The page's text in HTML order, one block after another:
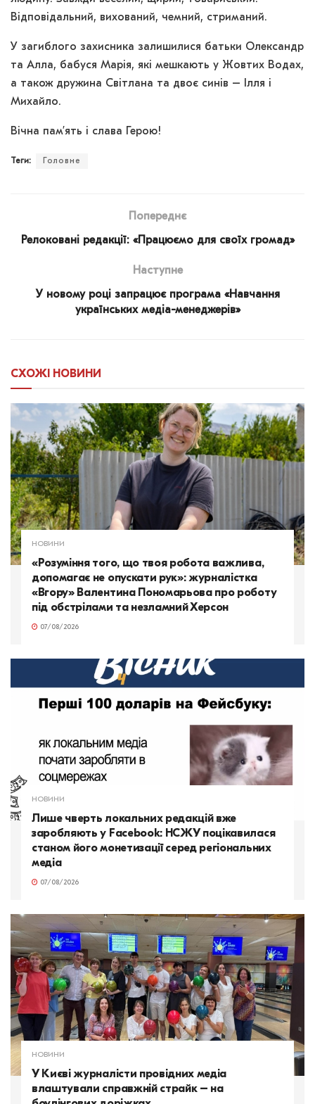
Відповідальний, вихований, чемний, стриманий.
У загиблого захисника залишилися батьки Олександр
та Алла, бабуся Марія, які мешкають у Жовтих Водах,
а також дружина Світлана та двоє синів – Ілля і
Михайло.
Вічна пам’ять і слава Герою!
Теги: Головне
Попереднє
Релоковані редакції: «Працюємо для своїх громад»
Наступне
У новому році запрацює програма «Навчання
українських медіа-менеджерів»
СХОЖІ НОВИНИ
НОВИНИ
«Розуміння того, що твоя робота важлива,
допомагає не опускати рук»: журналістка
«Вгору» Валентина Пономарьова про роботу
під обстрілами та незламний Херсон
07/08/2026
НОВИНИ
Лише чверть локальних редакцій вже
заробляють у Facebook: НСЖУ поцікавилася
станом його монетизації серед регіональних
медіа
07/08/2026
НОВИНИ
У Києві журналісти провідних медіа
влаштували справжній страйк – на